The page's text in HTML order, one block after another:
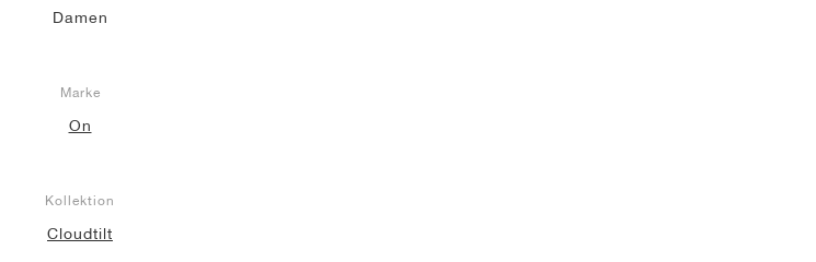
Damen
Marke
On
Kollektion
Cloudtilt